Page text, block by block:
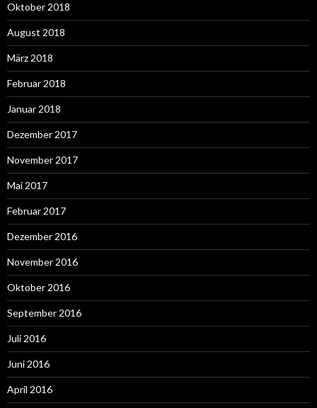
Oktober 2018
August 2018
März 2018
Februar 2018
Januar 2018
Dezember 2017
November 2017
Mai 2017
Februar 2017
Dezember 2016
November 2016
Oktober 2016
September 2016
Juli 2016
Juni 2016
April 2016